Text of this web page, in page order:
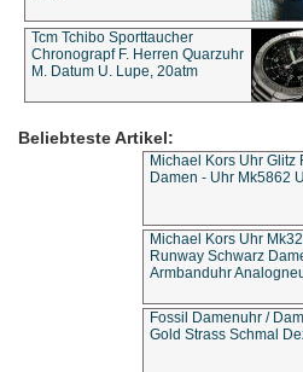
Tcm Tchibo Sporttaucher
Chronograpf F. Herren Quarzuhr
M. Datum U. Lupe, 20atm
Beliebteste Artikel:
Michael Kors Uhr Glitz
Damen - Uhr Mk5862
Michael Kors Uhr
Runway Schwarz
Armbanduhr
Fossil Damenuhr /
Gold Strass Schmal